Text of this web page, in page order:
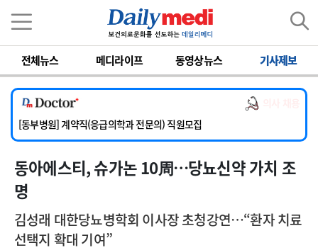
전체뉴스 메디라이프 동영상뉴스 기사제보
[서울아산병원] 2026년 하반기 인턴 모집
[영남대학교의료원] 마취통증의학과 임기제 임상의사 채용
[충남대학교병원] 소아청소년과(소아응급전담) 계약직 의사 공개채용
[동부병원] 계약직(응급의학과 전문의) 직원모집
[이대목동병원] 하반기 전공의(레지던트1년차) 모집
[서울아산병원] 2026년 하반기 인턴 모집
[영남대학교의료원] 마취통증의학과 임기제 임상의사 채용
동아에스티, 슈가논 10周…당뇨신약 가치 조
명
김성래 대한당뇨병학회 이사장 초청강연…“환자 치료
선택지 확대 기여”